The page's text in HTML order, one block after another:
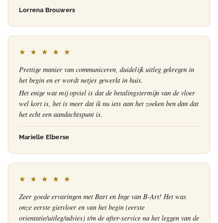
Lorrena Brouwers
★ ★ ★ ★ ★
Prettige manier van communiceren, duidelijk uitleg gekregen in
het begin en er wordt netjes gewerkt in huis.
Het enige wat mij opviel is dat de betalingstermijn van de vloer
wel kort is, het is meer dat ik nu iets aan het zoeken ben dan dat
het echt een aandachtspunt is.
Marielle Elberse
★ ★ ★ ★ ★
Zeer goede ervaringen met Bart en Inge van B-Art! Het was
onze eerste gietvloer en van het begin (eerste
orientatie/uitleg/advies) t/m de after-service na het leggen van de